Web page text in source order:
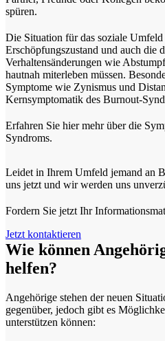
spüren.
Die Situation für das soziale
Erschöpfungszustand und auch die
Verhaltensänderungen wie
hautnah miterleben müssen.
Symptome wie Zynismus und
Kernsymptomatik des Burnout-
Erfahren Sie hier mehr über die
Syndroms.
Leidet in Ihrem Umfeld jemand an
uns jetzt und wir werden uns
Fordern Sie jetzt Ihr
Jetzt kontaktieren
Wie können
helfen?
Angehörige stehen der neuen
gegenüber, jedoch gibt es
unterstützen können: